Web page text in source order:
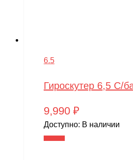
6.5
Гироскутер 6,5 С/
9,990 ₽
Доступно: В наличии